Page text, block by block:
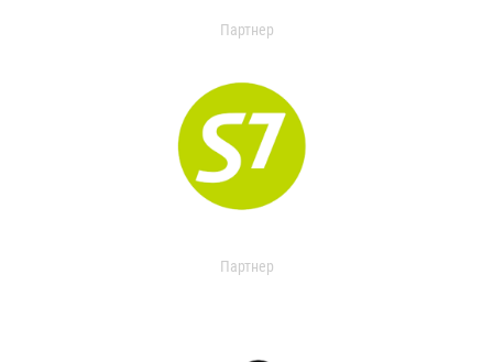
Партнер
Партнер